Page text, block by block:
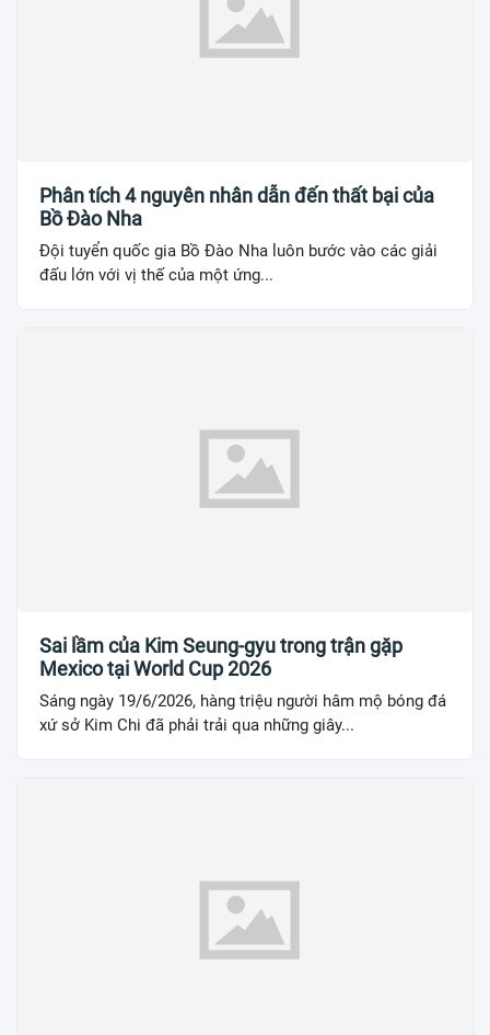
Phân tích 4 nguyên nhân dẫn đến thất bại của
Bồ Đào Nha
Đội tuyển quốc gia Bồ Đào Nha luôn bước vào các giải
đấu lớn với vị thế của một ứng...
Sai lầm của Kim Seung-gyu trong trận gặp
Mexico tại World Cup 2026
Sáng ngày 19/6/2026, hàng triệu người hâm mộ bóng đá
xứ sở Kim Chi đã phải trải qua những giây...